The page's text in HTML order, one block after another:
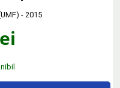
- 2015